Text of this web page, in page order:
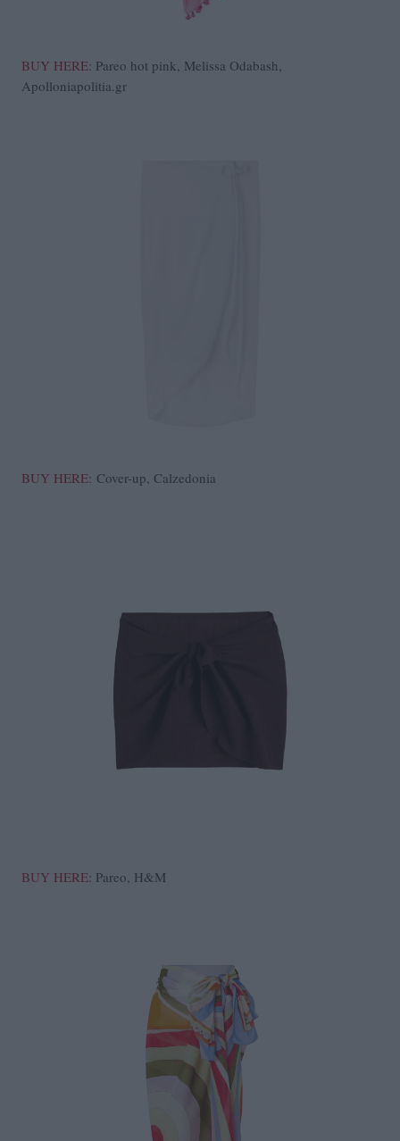
BUY HERE: Pareo hot pink, Melissa Odabash,
Apolloniapolitia.gr
BUY HERE: Cover-up, Calzedonia
BUY HERE: Pareo, H&M